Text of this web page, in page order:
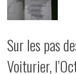
Sur les pas
Voiturier,